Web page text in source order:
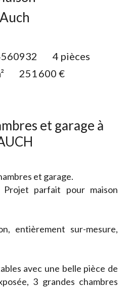
Auch
4 pièces
251 600 €
et garage à
et garage.
Projet parfait pour maison
entièrement sur-mesure,
avec une belle pièce de
3 grandes chambres